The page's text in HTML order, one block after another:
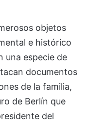
objetos
e histórico
una especie de
documentos
de la familia,
de Berlín que
del